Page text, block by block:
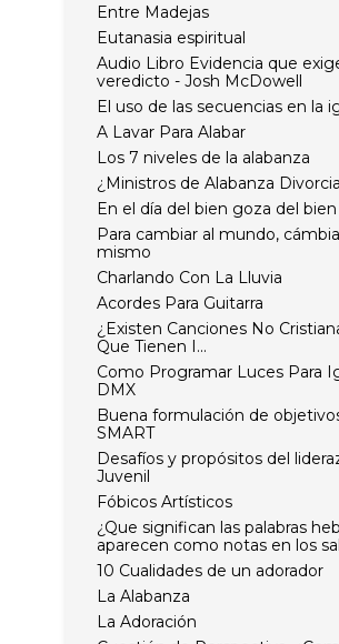
Entre Madejas
Eutanasia espiritual
Audio Libro Evidencia que
veredicto - Josh McDowell
El uso de las secuencias en la
A Lavar Para Alabar
Los 7 niveles de la alabanza
¿Ministros de Alabanza
En el día del bien goza del bien
Para cambiar al mundo,
mismo
Charlando Con La Lluvia
Acordes Para Guitarra
¿Existen Canciones No
Que Tienen I...
Como Programar Luces Para
DMX
Buena formulación de
SMART
Desafíos y propósitos del
Juvenil
Fóbicos Artísticos
¿Que significan las palabras
aparecen como notas en los
10 Cualidades de un adorador
La Alabanza
La Adoración